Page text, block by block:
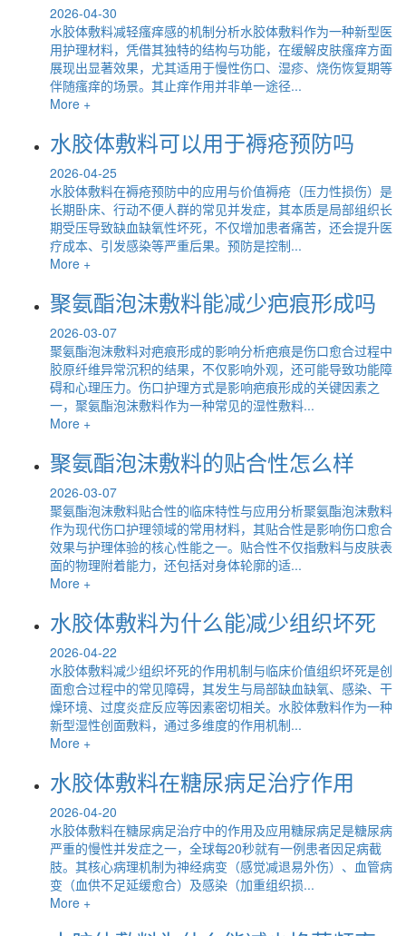
2026-04-30
水胶体敷料减轻瘙痒感的机制分析水胶体敷料作为一种新型医
用护理材料，凭借其独特的结构与功能，在缓解皮肤瘙痒方面
展现出显著效果，尤其适用于慢性伤口、湿疹、烧伤恢复期等
伴随瘙痒的场景。其止痒作用并非单一途径...
More +
水胶体敷料可以用于褥疮预防吗
2026-04-25
水胶体敷料在褥疮预防中的应用与价值褥疮（压力性损伤）是
长期卧床、行动不便人群的常见并发症，其本质是局部组织长
期受压导致缺血缺氧性坏死，不仅增加患者痛苦，还会提升医
疗成本、引发感染等严重后果。预防是控制...
More +
聚氨酯泡沫敷料能减少疤痕形成吗
2026-03-07
聚氨酯泡沫敷料对疤痕形成的影响分析疤痕是伤口愈合过程中
胶原纤维异常沉积的结果，不仅影响外观，还可能导致功能障
碍和心理压力。伤口护理方式是影响疤痕形成的关键因素之
一，聚氨酯泡沫敷料作为一种常见的湿性敷料...
More +
聚氨酯泡沫敷料的贴合性怎么样
2026-03-07
聚氨酯泡沫敷料贴合性的临床特性与应用分析聚氨酯泡沫敷料
作为现代伤口护理领域的常用材料，其贴合性是影响伤口愈合
效果与护理体验的核心性能之一。贴合性不仅指敷料与皮肤表
面的物理附着能力，还包括对身体轮廓的适...
More +
水胶体敷料为什么能减少组织坏死
2026-04-22
水胶体敷料减少组织坏死的作用机制与临床价值组织坏死是创
面愈合过程中的常见障碍，其发生与局部缺血缺氧、感染、干
燥环境、过度炎症反应等因素密切相关。水胶体敷料作为一种
新型湿性创面敷料，通过多维度的作用机制...
More +
水胶体敷料在糖尿病足治疗作用
2026-04-20
水胶体敷料在糖尿病足治疗中的作用及应用糖尿病足是糖尿病
严重的慢性并发症之一，全球每20秒就有一例患者因足病截
肢。其核心病理机制为神经病变（感觉减退易外伤）、血管病
变（血供不足延缓愈合）及感染（加重组织损...
More +